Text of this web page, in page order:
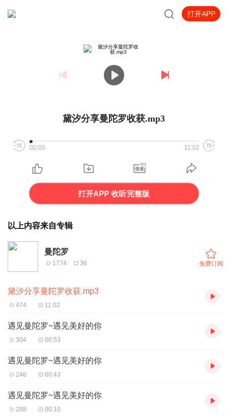
打开APP
黛汐分享曼陀罗收获.mp3
00:00 11:02
打开APP 收听完整版
以上内容来自专辑
曼陀罗
1774 36 免费订阅
黛汐分享曼陀罗收获.mp3
474 11:02
遇见曼陀罗~遇见美好的你
304 00:53
遇见曼陀罗~遇见美好的你
246 00:43
遇见曼陀罗~遇见美好的你
288 00:10